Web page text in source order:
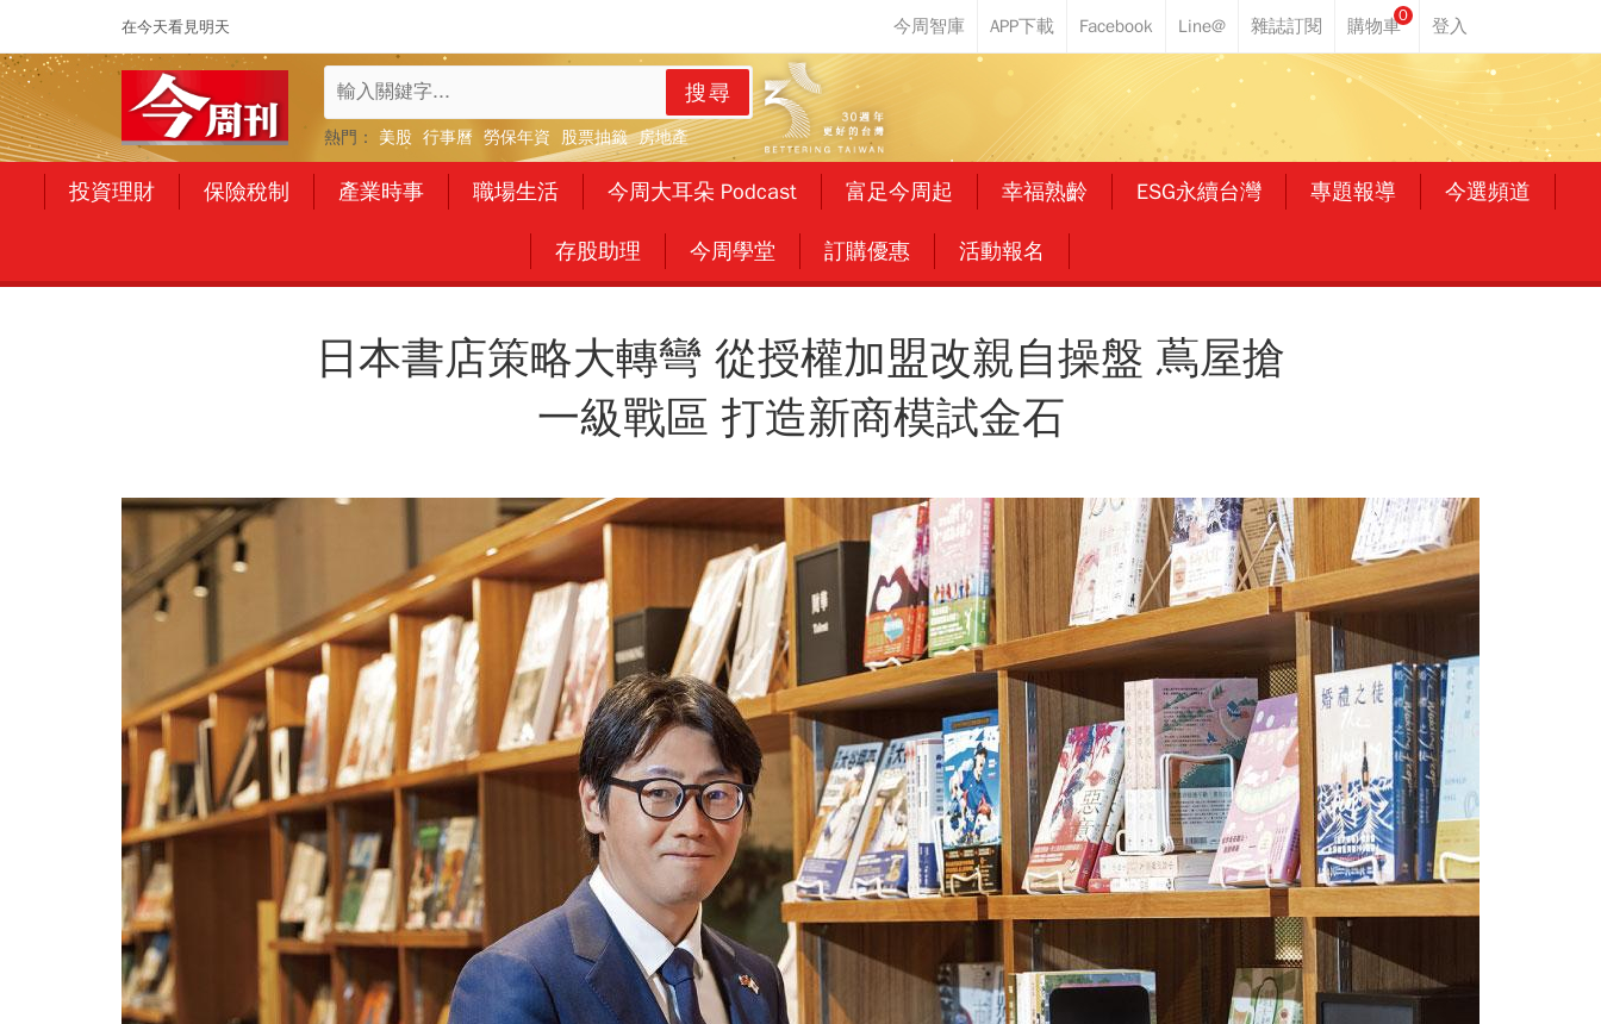
在今天看見明天
0
搜尋
熱門： 美股 行事曆 勞保年資 股票抽籤 房地產
投資理財 保險稅制 產業時事 職場生活 今周大耳朵 Podcast 富足今周起 幸福熟齡 ESG永續台灣 專題報導 今選頻道
存股助理 今周學堂 訂購優惠 活動報名
日本書店策略大轉彎 從授權加盟改親自操盤 蔦屋搶
一級戰區 打造新商模試金石